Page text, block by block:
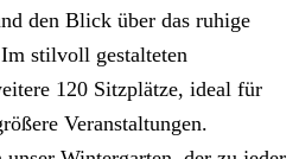
den Blick über das ruhige
stilvoll gestalteten
120 Sitzplätze, ideal für
Veranstaltungen.